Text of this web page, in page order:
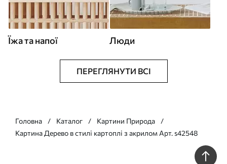
Їжа та напої Люди
ПЕРЕГЛЯНУТИ ВСІ
Головна Каталог
Картини Природа
Картина Дерево в стилі картоплі з акрилом Арт. s42548